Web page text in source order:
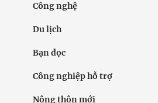
Công nghệ
Du lịch
Bạn đọc
Công nghiệp hỗ trợ
Nông thôn mới